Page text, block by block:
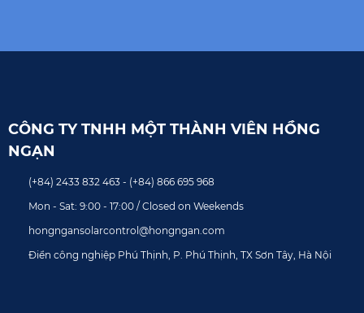
CÔNG TY TNHH MỘT THÀNH VIÊN HỒNG
NGẠN
(+84) 2433 832 463 - (+84) 866 695 968
Mon - Sat: 9:00 - 17:00 / Closed on Weekends
hongngansolarcontrol@hongngan.com
Điển công nghiệp Phú Thịnh, P. Phú Thịnh, TX Sơn Tây, Hà Nội